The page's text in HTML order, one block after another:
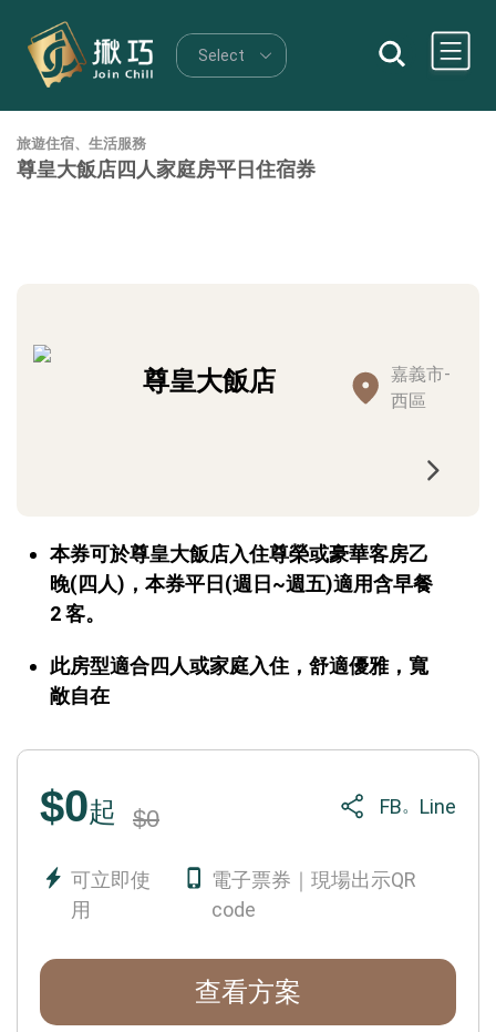
旅遊住宿、生活服務
尊皇大飯店四人家庭房平日住宿券
尊皇大飯店
嘉義市-
西區
本券可於尊皇大飯店入住尊榮或豪華客房乙
晚(四人)，本券平日(週日~週五)適用含早餐
2 客。
此房型適合四人或家庭入住，舒適優雅，寬
敞自在
$0起 $0 FB。 Line
可立即使
用
電子票券｜現場出示QR
code
查看方案